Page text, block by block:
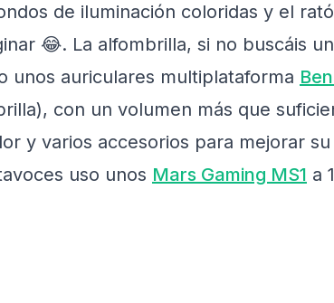
de iluminación coloridas y el
😂. La alfombrilla, si no buscáis
unos auriculares multiplataforma
con un volumen más que
y varios accesorios para mejorar
uso unos Mars Gaming MS1 a